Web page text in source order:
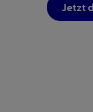
Jetzt